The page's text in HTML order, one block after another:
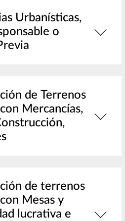
Urbanísticas,
o
de Terrenos
Mercancías,
de terrenos
Mesas y
lucrativa e